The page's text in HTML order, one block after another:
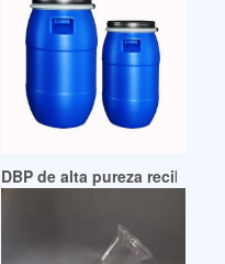
bolivia
DBP de alta pureza recibe